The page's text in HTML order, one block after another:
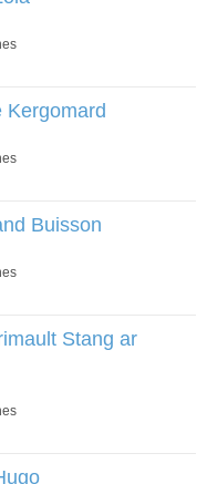
Kergomard
Buisson
Stang ar